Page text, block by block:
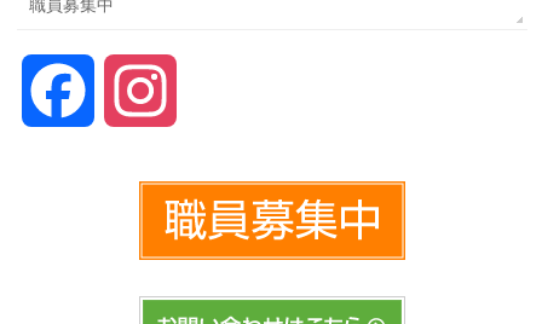
職員募集中
Facebook